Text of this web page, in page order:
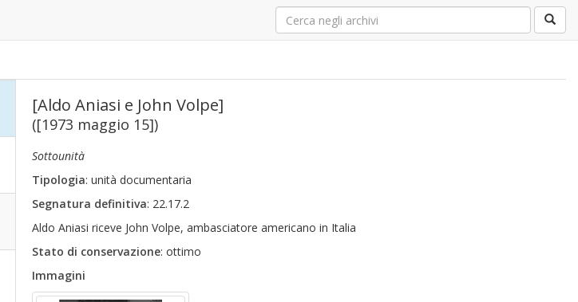
[Aldo Aniasi e John Volpe]
([1973 maggio 15])
Sottounità
Tipologia: unità documentaria
Segnatura definitiva: 22.17.2
Aldo Aniasi riceve John Volpe, ambasciatore americano in Italia
Stato di conservazione: ottimo
Immagini